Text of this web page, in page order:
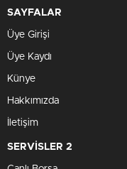
SAYFALAR
Üye Girişi
Üye Kaydı
Künye
Hakkımızda
İletişim
SERVİSLER 2